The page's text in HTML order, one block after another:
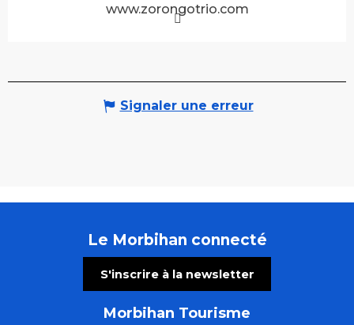
www.zorongotrio.com
Signaler une erreur
Le Morbihan connecté
S'inscrire à la newsletter
Morbihan Tourisme